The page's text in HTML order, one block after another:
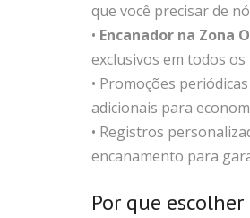
que você precisar de
• Encanador na Zona
exclusivos em todos
• Promoções
adicionais para
• Registros
encanamento para
Por que